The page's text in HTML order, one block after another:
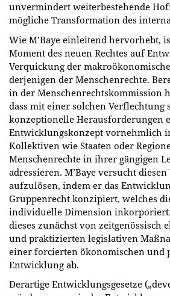
unvermindert weiterbestehende
mögliche Transformation des
Wie M’Baye einleitend hervorhebt,
Moment des neuen Rechtes auf
Verquickung der
derjenigen der Menschenrechte.
in der Menschenrechtskommission
dass mit einer solchen Verflechtung
konzeptionelle Herausforderungen
Entwicklungskonzept vornehmlich
Kollektiven wie Staaten oder
Menschenrechte in ihrer gängigen
adressieren. M’Baye versucht
aufzulösen, indem er das
Gruppenrecht konzipiert, welches
individuelle Dimension
dieses zunächst von zeitgenössisch
und praktizierten legislativen
einer forcierten ökonomischen und
Entwicklung ab.
Derartige Entwicklungsgesetze